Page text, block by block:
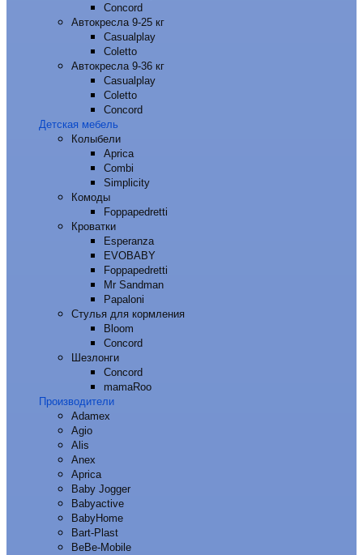
Concord
Автокресла 9-25 кг
Casualplay
Coletto
Автокресла 9-36 кг
Casualplay
Coletto
Concord
Детская мебель
Колыбели
Aprica
Combi
Simplicity
Комоды
Foppapedretti
Кроватки
Esperanza
EVOBABY
Foppapedretti
Mr Sandman
Papaloni
Стулья для кормления
Bloom
Concord
Шезлонги
Concord
mamaRoo
Производители
Adamex
Agio
Alis
Anex
Aprica
Baby Jogger
Babyactive
BabyHome
Bart-Plast
BeBe-Mobile